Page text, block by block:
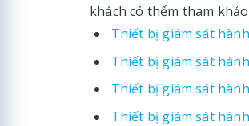
khách có thểm tham
Thiết bị giám sát
Thiết bị giám sát
Thiết bị giám sát
Thiết bị giám sát